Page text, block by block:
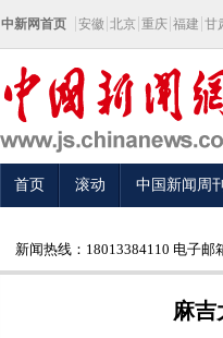
中新网首页 安徽 北京 重庆 福建 甘
首页 滚动 中国新闻周刊
新闻热线：18013384110 电子邮
麻吉